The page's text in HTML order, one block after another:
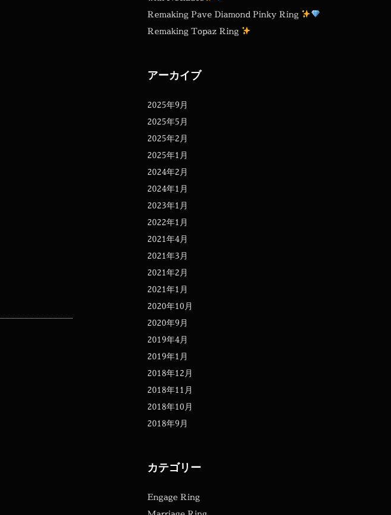
Remaking Pave Diamond Pinky Ring
Remaking Topaz Ring
アーカイブ
2025年9月
2025年5月
2025年2月
2025年1月
2024年2月
2024年1月
2023年1月
2022年1月
2021年4月
2021年3月
2021年2月
2021年1月
2020年10月
2020年9月
2019年4月
2019年1月
2018年12月
2018年11月
2018年10月
2018年9月
カテゴリー
Engage Ring